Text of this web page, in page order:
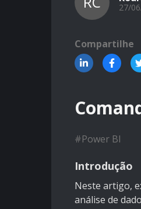
27/
Compartilhe
#Power BI
Introdução
Neste artigo,
análise de